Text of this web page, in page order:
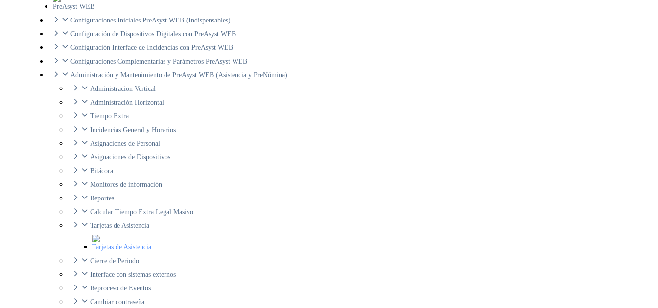
PreAsyst WEB
Configuraciones Iniciales PreAsyst WEB (Indispensables)
Configuración de Dispositivos Digitales con PreAsyst WEB
Configuración Interface de Incidencias con PreAsyst WEB
Configuraciones Complementarias y Parámetros PreAsyst WEB
Administración y Mantenimiento de PreAsyst WEB (Asistencia y PreNómina)
Administracion Vertical
Administración Horizontal
Tiempo Extra
Incidencias General y Horarios
Asignaciones de Personal
Asignaciones de Dispositivos
Bitácora
Monitores de información
Reportes
Calcular Tiempo Extra Legal Masivo
Tarjetas de Asistencia
Tarjetas de Asistencia
Cierre de Periodo
Interface con sistemas externos
Reproceso de Eventos
Cambiar contraseña